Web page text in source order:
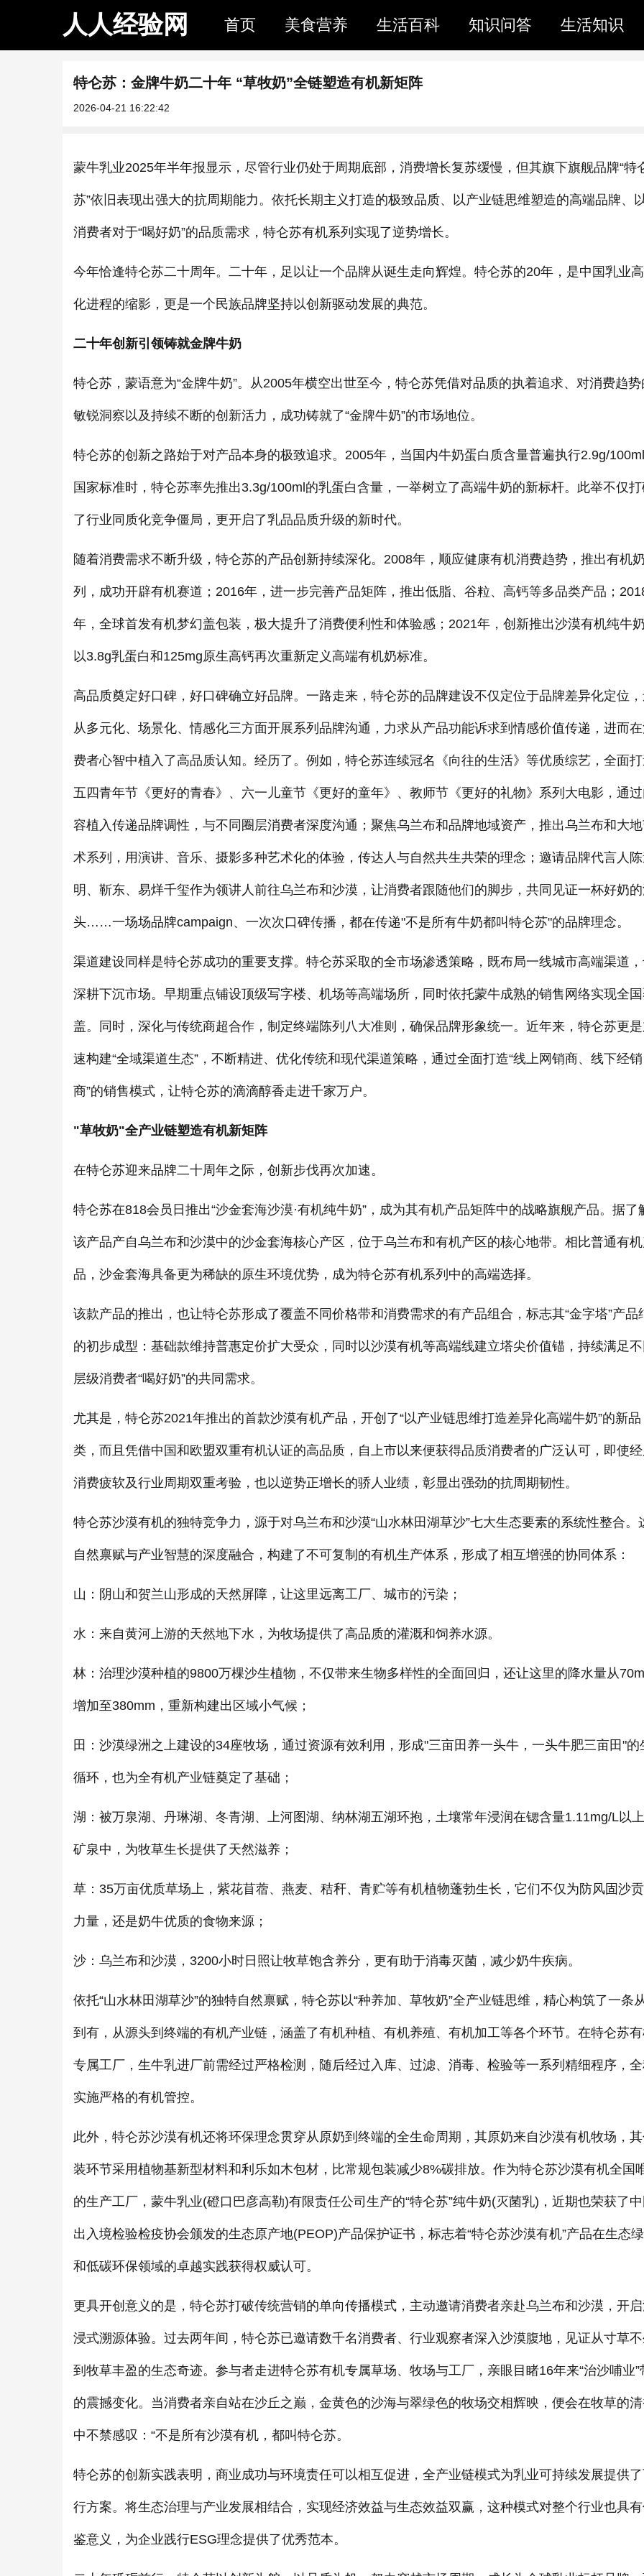
人人经验网 首页 美食营养 生活百科 知识问答 生活知识
特仑苏：金牌牛奶二十年 “草牧奶”全链塑造有机新矩阵
2026-04-21 16:22:42
蒙牛乳业2025年半年报显示，尽管行业仍处于周期底部，消费增长复苏缓慢，但其旗下旗舰品牌“特
苏”依旧表现出强大的抗周期能力。依托长期主义打造的极致品质、以产业链思维塑造的高端品牌、
消费者对于“喝好奶”的品质需求，特仑苏有机系列实现了逆势增长。
今年恰逢特仑苏二十周年。二十年，足以让一个品牌从诞生走向辉煌。特仑苏的20年，是中国乳业
化进程的缩影，更是一个民族品牌坚持以创新驱动发展的典范。
二十年创新引领铸就金牌牛奶
特仑苏，蒙语意为“金牌牛奶”。从2005年横空出世至今，特仑苏凭借对品质的执着追求、对消费趋势
敏锐洞察以及持续不断的创新活力，成功铸就了“金牌牛奶”的市场地位。
特仑苏的创新之路始于对产品本身的极致追求。2005年，当国内牛奶蛋白质含量普遍执行2.9g/
国家标准时，特仑苏率先推出3.3g/100ml的乳蛋白含量，一举树立了高端牛奶的新标杆。此举不仅打
了行业同质化竞争僵局，更开启了乳品品质升级的新时代。
随着消费需求不断升级，特仑苏的产品创新持续深化。2008年，顺应健康有机消费趋势，推出有机
列，成功开辟有机赛道；2016年，进一步完善产品矩阵，推出低脂、谷粒、高钙等多品类产品；
年，全球首发有机梦幻盖包装，极大提升了消费便利性和体验感；2021年，创新推出沙漠有机纯牛奶
以3.8g乳蛋白和125mg原生高钙再次重新定义高端有机奶标准。
高品质奠定好口碑，好口碑确立好品牌。一路走来，特仑苏的品牌建设不仅定位于品牌差异化定位
从多元化、场景化、情感化三方面开展系列品牌沟通，力求从产品功能诉求到情感价值传递，进而
费者心智中植入了高品质认知。经历了。例如，特仑苏连续冠名《向往的生活》等优质综艺，全面
五四青年节《更好的青春》、六一儿童节《更好的童年》、教师节《更好的礼物》系列大电影，通
容植入传递品牌调性，与不同圈层消费者深度沟通；聚焦乌兰布和品牌地域资产，推出乌兰布和大
术系列，用演讲、音乐、摄影多种艺术化的体验，传达人与自然共生共荣的理念；邀请品牌代言人
明、靳东、易烊千玺作为领讲人前往乌兰布和沙漠，让消费者跟随他们的脚步，共同见证一杯好奶
头……一场场品牌campaign、一次次口碑传播，都在传递"不是所有牛奶都叫特仑苏"的品牌理念。
渠道建设同样是特仑苏成功的重要支撑。特仑苏采取的全市场渗透策略，既布局一线城市高端渠道
深耕下沉市场。早期重点铺设顶级写字楼、机场等高端场所，同时依托蒙牛成熟的销售网络实现全
盖。同时，深化与传统商超合作，制定终端陈列八大准则，确保品牌形象统一。近年来，特仑苏更
速构建“全域渠道生态”，不断精进、优化传统和现代渠道策略，通过全面打造“线上网销商、线下经销
商”的销售模式，让特仑苏的滴滴醇香走进千家万户。
"草牧奶"全产业链塑造有机新矩阵
在特仑苏迎来品牌二十周年之际，创新步伐再次加速。
特仑苏在818会员日推出“沙金套海沙漠·有机纯牛奶”，成为其有机产品矩阵中的战略旗舰产品。据了
该产品产自乌兰布和沙漠中的沙金套海核心产区，位于乌兰布和有机产区的核心地带。相比普通有
品，沙金套海具备更为稀缺的原生环境优势，成为特仑苏有机系列中的高端选择。
该款产品的推出，也让特仑苏形成了覆盖不同价格带和消费需求的有产品组合，标志其“金字塔”产品
的初步成型：基础款维持普惠定价扩大受众，同时以沙漠有机等高端线建立塔尖价值锚，持续满足不
层级消费者“喝好奶”的共同需求。
尤其是，特仑苏2021年推出的首款沙漠有机产品，开创了“以产业链思维打造差异化高端牛奶”的新品
类，而且凭借中国和欧盟双重有机认证的高品质，自上市以来便获得品质消费者的广泛认可，即使
消费疲软及行业周期双重考验，也以逆势正增长的骄人业绩，彰显出强劲的抗周期韧性。
特仑苏沙漠有机的独特竞争力，源于对乌兰布和沙漠“山水林田湖草沙”七大生态要素的系统性整合。
自然禀赋与产业智慧的深度融合，构建了不可复制的有机生产体系，形成了相互增强的协同体系：
山：阴山和贺兰山形成的天然屏障，让这里远离工厂、城市的污染；
水：来自黄河上游的天然地下水，为牧场提供了高品质的灌溉和饲养水源。
林：治理沙漠种植的9800万棵沙生植物，不仅带来生物多样性的全面回归，还让这里的降水量从
增加至380mm，重新构建出区域小气候；
田：沙漠绿洲之上建设的34座牧场，通过资源有效利用，形成"三亩田养一头牛，一头牛肥三亩田"的
循环，也为全有机产业链奠定了基础；
湖：被万泉湖、丹琳湖、冬青湖、上河图湖、纳林湖五湖环抱，土壤常年浸润在锶含量1.11mg/L以
矿泉中，为牧草生长提供了天然滋养；
草：35万亩优质草场上，紫花苜蓿、燕麦、秸秆、青贮等有机植物蓬勃生长，它们不仅为防风固沙
力量，还是奶牛优质的食物来源；
沙：乌兰布和沙漠，3200小时日照让牧草饱含养分，更有助于消毒灭菌，减少奶牛疾病。
依托“山水林田湖草沙”的独特自然禀赋，特仑苏以“种养加、草牧奶”全产业链思维，精心构筑了一条
到有，从源头到终端的有机产业链，涵盖了有机种植、有机养殖、有机加工等各个环节。在特仑苏
专属工厂，生牛乳进厂前需经过严格检测，随后经过入库、过滤、消毒、检验等一系列精细程序，
实施严格的有机管控。
此外，特仑苏沙漠有机还将环保理念贯穿从原奶到终端的全生命周期，其原奶来自沙漠有机牧场，
装环节采用植物基新型材料和利乐如木包材，比常规包装减少8%碳排放。作为特仑苏沙漠有机全国
的生产工厂，蒙牛乳业(磴口巴彦高勒)有限责任公司生产的“特仑苏”纯牛奶(灭菌乳)，近期也荣获了中
出入境检验检疫协会颁发的生态原产地(PEOP)产品保护证书，标志着“特仑苏沙漠有机”产品在生态
和低碳环保领域的卓越实践获得权威认可。
更具开创意义的是，特仑苏打破传统营销的单向传播模式，主动邀请消费者亲赴乌兰布和沙漠，开
浸式溯源体验。过去两年间，特仑苏已邀请数千名消费者、行业观察者深入沙漠腹地，见证从寸草不
到牧草丰盈的生态奇迹。参与者走进特仑苏有机专属草场、牧场与工厂，亲眼目睹16年来“治沙哺业”
的震撼变化。当消费者亲自站在沙丘之巅，金黄色的沙海与翠绿色的牧场交相辉映，便会在牧草的
中不禁感叹：“不是所有沙漠有机，都叫特仑苏。
特仑苏的创新实践表明，商业成功与环境责任可以相互促进，全产业链模式为乳业可持续发展提供
行方案。将生态治理与产业发展相结合，实现经济效益与生态效益双赢，这种模式对整个行业也具
鉴意义，为企业践行ESG理念提供了优秀范本。